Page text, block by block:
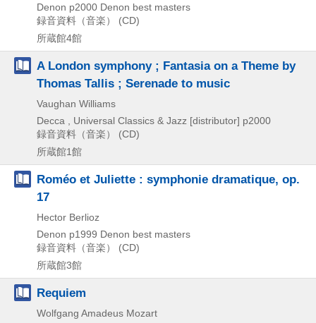
Denon p2000 Denon best masters
録音資料（音楽） (CD)
所蔵館4館
A London symphony ; Fantasia on a Theme by
Thomas Tallis ; Serenade to music
Vaughan Williams
Decca , Universal Classics & Jazz [distributor] p2000
録音資料（音楽） (CD)
所蔵館1館
Roméo et Juliette : symphonie dramatique, op.
17
Hector Berlioz
Denon p1999 Denon best masters
録音資料（音楽） (CD)
所蔵館3館
Requiem
Wolfgang Amadeus Mozart